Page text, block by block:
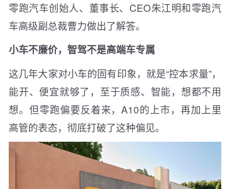
零跑汽车创始人、董事长、CEO朱江明和零跑汽
车高级副总裁曹力做出了解答。
小车不廉价，智驾不是高端车专属
这几年大家对小车的固有印象，就是“控本求量”，
能开、便宜就够了，至于质感、智能，想都不用
想。但零跑偏要反着来，A10的上市，再加上里
高管的表态，彻底打破了这种偏见。